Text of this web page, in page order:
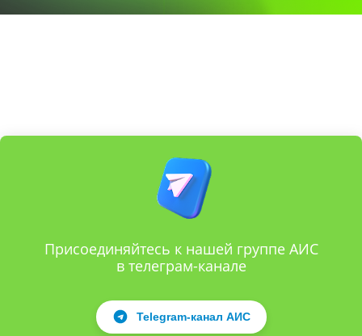
Присоединяйтесь к нашей группе АИС
в телеграм-канале
Telegram-канал АИС